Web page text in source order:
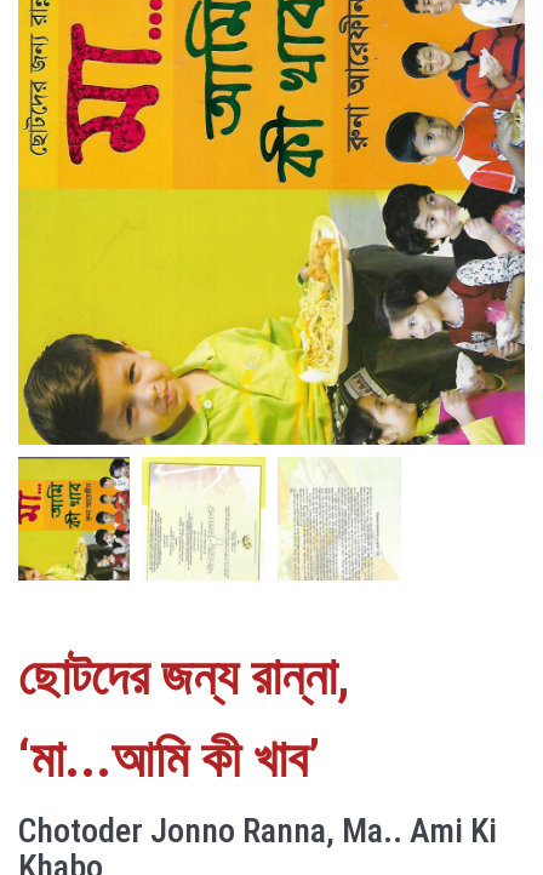
ছোটদের জন্য রান্না,
‘মা...আমি কী খাব’
Chotoder Jonno Ranna, Ma.. Ami Ki
Khabo